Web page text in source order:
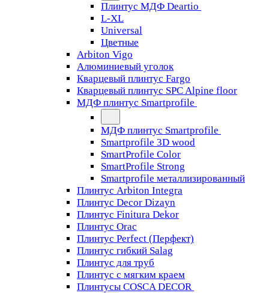
Плинтус МДФ Deartio
L-XL
Universal
Цветные
Arbiton Vigo
Алюминиевый уголок
Кварцевый плинтус Fargo
Кварцевый плинтус SPC Alpine floor
МДФ плинтус Smartprofile
МДФ плинтус Smartprofile
Smartprofile 3D wood
SmartProfile Color
SmartProfile Strong
Smartprofile металлизированный
Плинтус Arbiton Integra
Плинтус Decor Dizayn
Плинтус Finitura Dekor
Плинтус Orac
Плинтус Perfect (Перфект)
Плинтус гибкий Salag
Плинтус для труб
Плинтус с мягким краем
Плинтусы COSCA DECOR